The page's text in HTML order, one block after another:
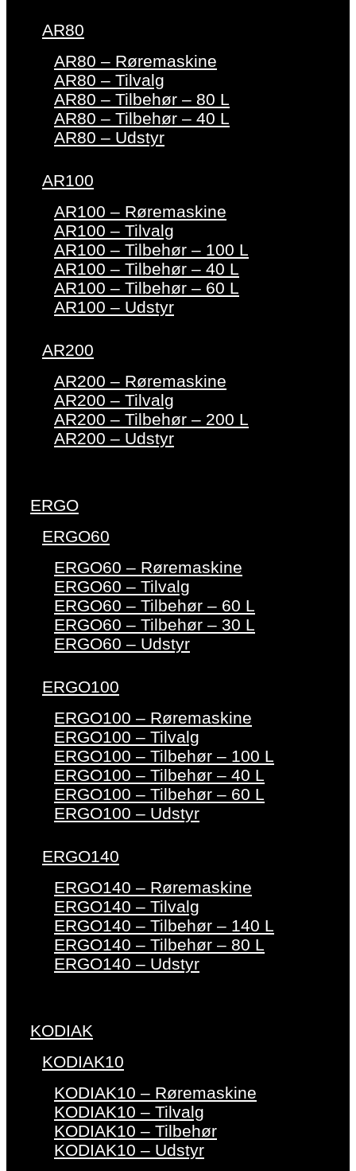
AR80
AR80 – Røremaskine
AR80 – Tilvalg
AR80 – Tilbehør – 80 L
AR80 – Tilbehør – 40 L
AR80 – Udstyr
AR100
AR100 – Røremaskine
AR100 – Tilvalg
AR100 – Tilbehør – 100 L
AR100 – Tilbehør – 40 L
AR100 – Tilbehør – 60 L
AR100 – Udstyr
AR200
AR200 – Røremaskine
AR200 – Tilvalg
AR200 – Tilbehør – 200 L
AR200 – Udstyr
ERGO
ERGO60
ERGO60 – Røremaskine
ERGO60 – Tilvalg
ERGO60 – Tilbehør – 60 L
ERGO60 – Tilbehør – 30 L
ERGO60 – Udstyr
ERGO100
ERGO100 – Røremaskine
ERGO100 – Tilvalg
ERGO100 – Tilbehør – 100 L
ERGO100 – Tilbehør – 40 L
ERGO100 – Tilbehør – 60 L
ERGO100 – Udstyr
ERGO140
ERGO140 – Røremaskine
ERGO140 – Tilvalg
ERGO140 – Tilbehør – 140 L
ERGO140 – Tilbehør – 80 L
ERGO140 – Udstyr
KODIAK
KODIAK10
KODIAK10 – Røremaskine
KODIAK10 – Tilvalg
KODIAK10 – Tilbehør
KODIAK10 – Udstyr